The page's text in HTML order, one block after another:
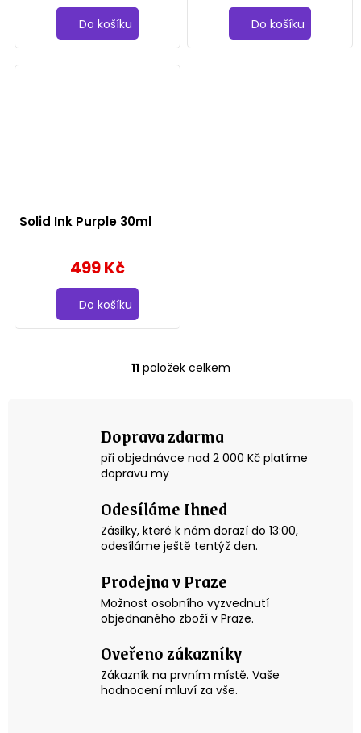
Do košíku Do košíku
Solid Ink Purple 30ml
499 Kč
Do košíku
O
d
a
c
r
v
k
v
ý
p
i
u
11položek celkem
Doprava zdarma
při objednávce nad 2 000 Kč platíme
dopravu my
Odesíláme Ihned
Zásilky, které k nám dorazí do 13:00,
odesíláme ještě tentýž den.
Prodejna v Praze
Možnost osobního vyzvednutí
objednaného zboží v Praze.
Oveřeno zákazníky
Zákazník na prvním místě. Vaše
hodnocení mluví za vše.